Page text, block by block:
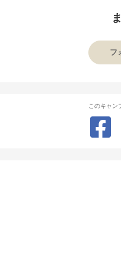
フ
このキャン